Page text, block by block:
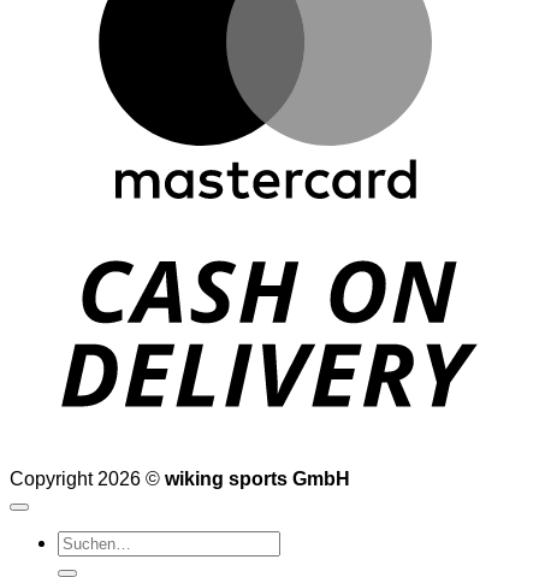
Copyright 2026 © wiking sports GmbH
Suchen
nach: